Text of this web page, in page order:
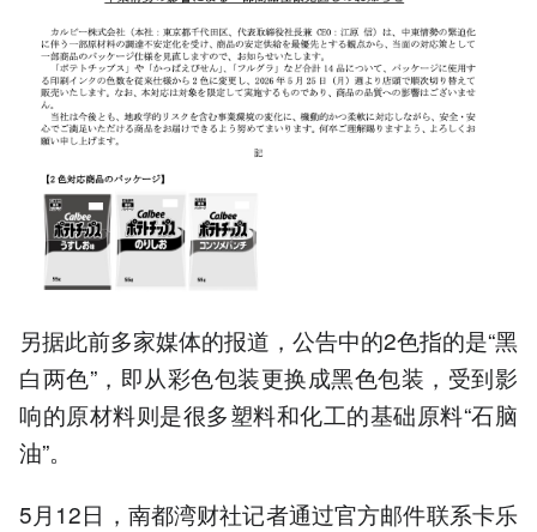
另据此前多家媒体的报道，公告中的2色指的是“黑
白两色”，即从彩色包装更换成黑色包装，受到影
响的原材料则是很多塑料和化工的基础原料“石脑
油”。
5月12日，南都湾财社记者通过官方邮件联系卡乐